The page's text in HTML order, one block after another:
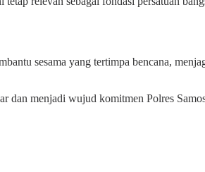
sesama yang tertimpa bencana,
dan menjadi wujud komitmen Polres